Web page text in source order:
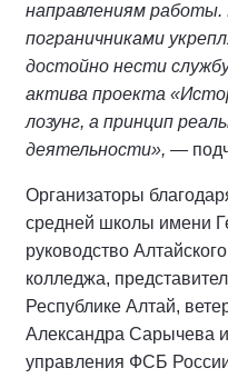
направлениям работы.
пограничниками
достойно нести
актива проекта
лозунг, а принцип
деятельности», —
Организаторы
средней школы имени
руководство
колледжа,
Республике Алтай,
Александра Сарычева
управления ФСБ